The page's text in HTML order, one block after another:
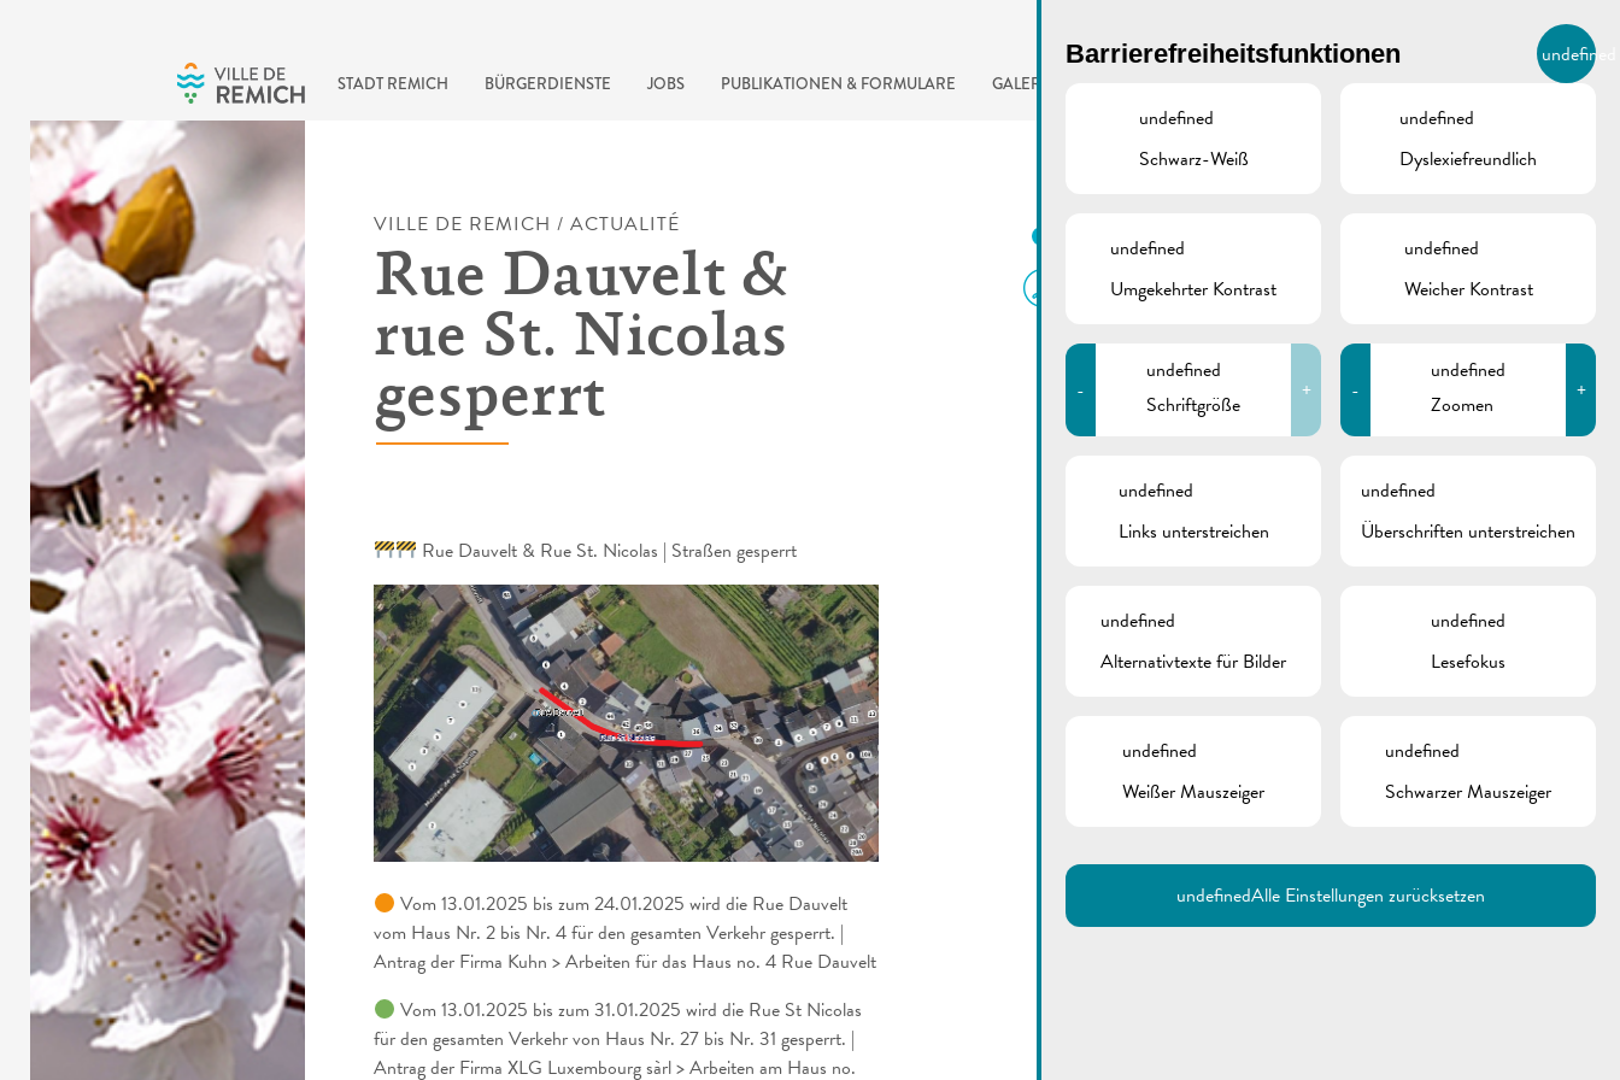
STADT REMICH BÜRGERDIENSTE JOBS PUBLIKATIONEN & FORMULARE GALERIE DE
BIERGER.REMICH.LU
Utilisez la recherche pour
VILLE DE REMICH / ACTUALITÉ
Rue Dauvelt &
rue St. Nicolas
gesperrt
Rue Dauvelt & Rue St. Nicolas | Straßen gesperrt
Vom 13.01.2025 bis zum 24.01.2025 wird die Rue Dauvelt
vom Haus Nr. 2 bis Nr. 4 für den gesamten Verkehr gesperrt. |
Antrag der Firma Kuhn > Arbeiten für das Haus no. 4 Rue Dauvelt
Vom 13.01.2025 bis zum 31.01.2025 wird die Rue St Nicolas
für den gesamten Verkehr von Haus Nr. 27 bis Nr. 31 gesperrt. |
Antrag der Firma XLG Luxembourg sàrl > Arbeiten am Haus no.
DOKUMENTE
Mitteilung an die
Dauvelt
Barrierefreiheitsfunktionen undefined
undefined
Schwarz-Weiß
undefined
Dyslexiefreundlich
undefined
Umgekehrter Kontrast
undefined
Weicher Kontrast
-
undefined
Schriftgröße
+ -
undefined
Zoomen
+
undefined
Links unterstreichen
undefined
Überschriften unterstreichen
undefined
Alternativtexte für Bilder
undefined
Lesefokus
undefined
Weißer Mauszeiger
undefined
Schwarzer Mauszeiger
undefinedAlle Einstellungen zurücksetzen